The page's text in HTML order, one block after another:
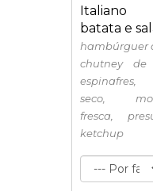
Italiano
batata e
hambúrguer
chutney de
espinafres,
seco,
fresca,
ketchup